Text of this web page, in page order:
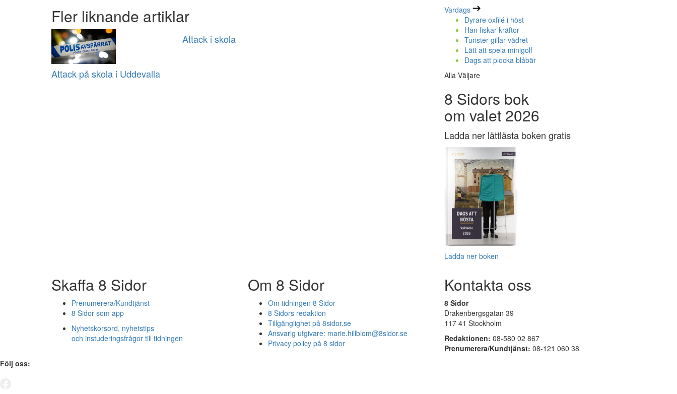
Fler liknande artiklar
Attack på skola i Uddevalla
Attack i skola
Vardags
Dyrare oxfilé i höst
Han fiskar kräftor
Turister gillar vädret
Lätt att spela minigolf
Dags att plocka blåbär
Alla Väljare
8 Sidors bok
om valet 2026
Ladda ner lättlästa boken gratis
Ladda ner boken
Skaffa 8 Sidor
Prenumerera/Kundtjänst
8 Sidor som app
Nyhetskorsord, nyhetstips
och instuderingsfrågor till tidningen
Om 8 Sidor
Om tidningen 8 Sidor
8 Sidors redaktion
Tillgänglighet på 8sidor.se
Ansvarig utgivare: marie.hillblom@8sidor.se
Privacy policy på 8 sidor
Kontakta oss
8 Sidor
Drakenbergsgatan 39
117 41 Stockholm
Redaktionen: 08-580 02 867
Prenumerera/Kundtjänst: 08-121 060 38
Följ oss: